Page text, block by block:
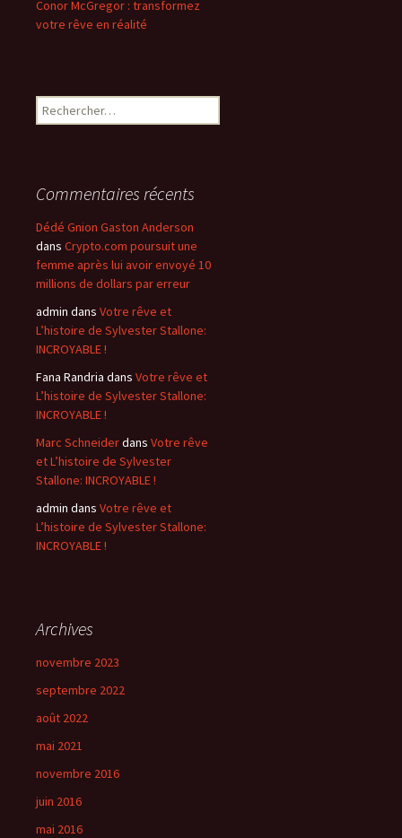
Conor McGregor : transformez
votre rêve en réalité
Rechercher :
Commentaires récents
Dédé Gnion Gaston Anderson
dans Crypto.com poursuit une
femme après lui avoir envoyé 10
millions de dollars par erreur
admin dans Votre rêve et
L’histoire de Sylvester Stallone:
INCROYABLE !
Fana Randria dans Votre rêve et
L’histoire de Sylvester Stallone:
INCROYABLE !
Marc Schneiderdans Votre rêve
et L’histoire de Sylvester
Stallone: INCROYABLE !
admin dans Votre rêve et
L’histoire de Sylvester Stallone:
INCROYABLE !
Archives
novembre 2023
septembre 2022
août 2022
mai 2021
novembre 2016
juin 2016
mai 2016